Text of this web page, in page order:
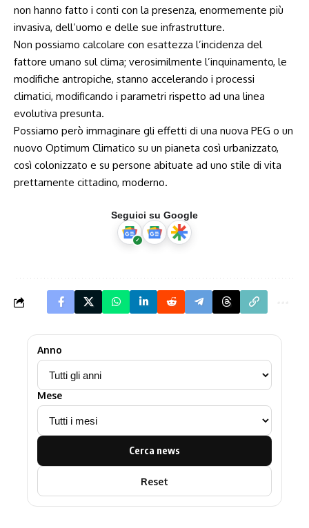
non hanno fatto i conti con la presenza, enormemente più
invasiva, dell’uomo e delle sue infrastrutture.
Non possiamo calcolare con esattezza l’incidenza del
fattore umano sul clima; verosimilmente l’inquinamento, le
modifiche antropiche, stanno accelerando i processi
climatici, modificando i parametri rispetto ad una linea
evolutiva presunta.
Possiamo però immaginare gli effetti di una nuova PEG o un
nuovo Optimum Climatico su un pianeta così urbanizzato,
così colonizzato e su persone abituate ad uno stile di vita
prettamente cittadino, moderno.
Seguici su Google
Anno
Mese
Cerca news
Reset